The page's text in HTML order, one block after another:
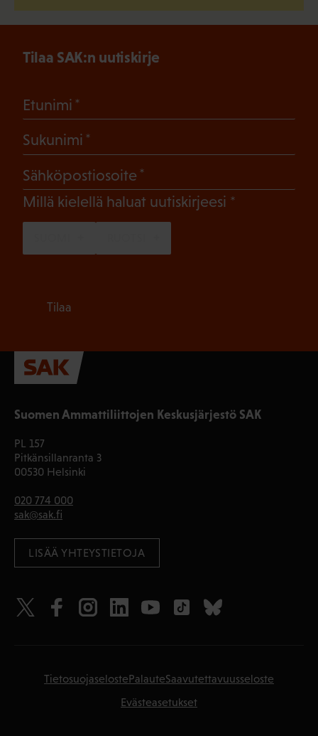
Suomen Ammattiliittojen Keskusjärjestö SAK
PL 157
Pitkänsillanranta 3
00530 Helsinki
020 774 000
sak@sak.fi
LISÄÄ YHTEYSTIETOJA
Tilaa SAK:n uutiskirje
Etunimi
Sukunimi
Sähköpostiosoite
Millä kielellä haluat uutiskirjeesi (Pakollinen)
Tilaa
TietosuojaselostePalauteSaavutettavuusseloste
Evästeasetukset